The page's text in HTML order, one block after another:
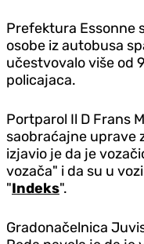
Prefektura Essonne
osobe iz autobusa
učestvovalo više od
policajaca.
Portparol Il D Frans
saobraćajne uprave
izjavio je da je
vozača" i da su u
"Indeks".
Gradonačelnica